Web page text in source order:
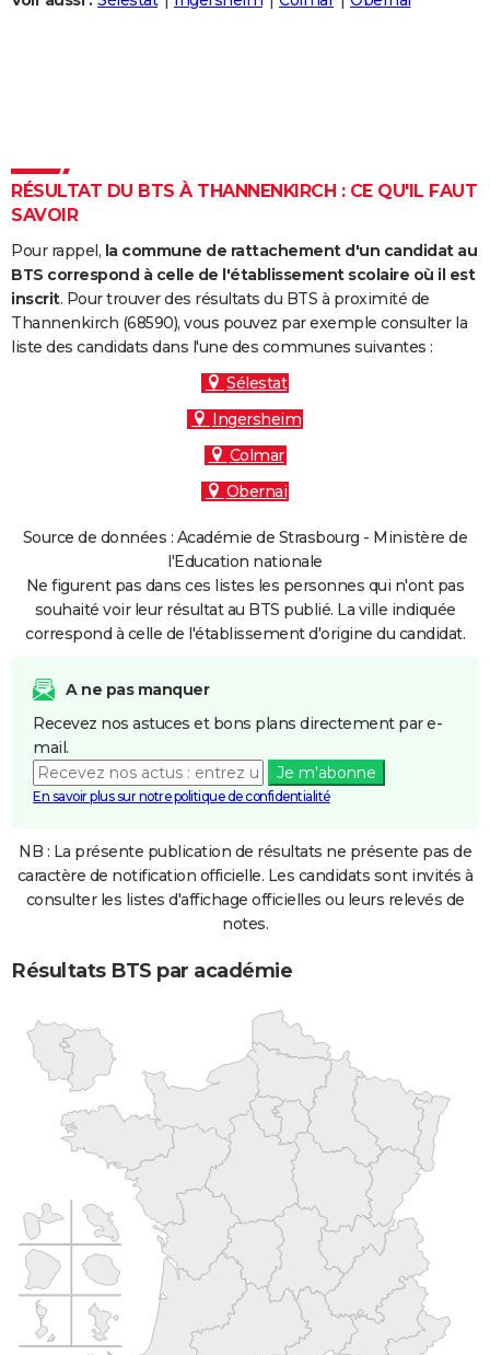
Carte de Noël
Carte Bonne année
Carte Saint-Valentin
Carte Pâques
Carte d'anniversaire
Dictionnaire
Biographies
Citations
Expressions
Proverbes
PROGRAMME TV
COPAINS D'AVANT
S'inscrire
Se connecter
Lycées
Collèges
Primaires
Universités
Entreprises
Service militaire
Avis de recherche
AVIS DE DÉCÈS
RÉSULTAT DU BTS À THANNENKIRCH : CE QU'IL FAUT
SAVOIR
Pour rappel, la commune de rattachement d'un candidat au
BTS correspond à celle de l'établissement scolaire où il est
inscrit. Pour trouver des résultats du BTS à proximité de
Thannenkirch (68590), vous pouvez par exemple consulter la
liste des candidats dans l'une des communes suivantes :
Sélestat
Ingersheim
Colmar
Obernai
Source de données : Académie de Strasbourg - Ministère de
l'Education nationale
Ne figurent pas dans ces listes les personnes qui n'ont pas
souhaité voir leur résultat au BTS publié. La ville indiquée
correspond à celle de l'établissement d'origine du candidat.
A ne pas manquer
Recevez nos astuces et bons plans directement par e-
mail.
Je m'abonne
En savoir plus sur notre politique de confidentialité
NB : La présente publication de résultats ne présente pas de
caractère de notification officielle. Les candidats sont invités à
consulter les listes d'affichage officielles ou leurs relevés de
notes.
Résultats BTS par académie